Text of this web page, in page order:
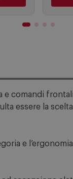
e comandi
essere la
e